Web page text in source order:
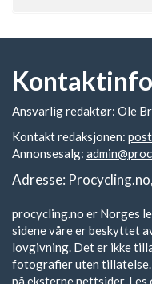
Kontaktinfo
Ansvarlig redaktør: Ole
Kontakt redaksjonen:
Annonsesalg:
Adresse:
procycling.no er Norges
sidene våre er beskyttet
lovgivning. Det er ikke
fotografier uten
på eksterne nettsider. Les